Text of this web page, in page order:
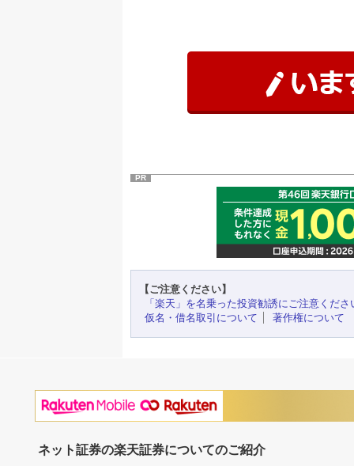
PR
【ご注意ください】
「楽天」を名乗った投資勧誘にご注意くださ
仮名・借名取引について
著作権について
ネット証券の楽天証券についてのご紹介